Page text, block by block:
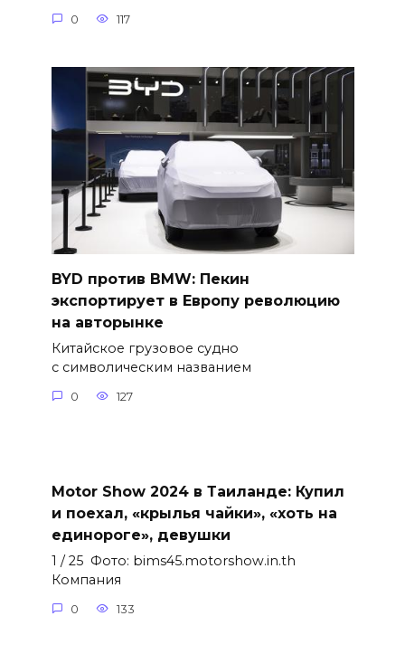
0 117
BYD против BMW: Пекин
экспортирует в Европу революцию
на авторынке
Китайское грузовое судно
с символическим названием
0 127
Motor Show 2024 в Таиланде: Купил
и поехал, «крылья чайки», «хоть на
единороге», девушки
1 / 25 Фото: bims45.motorshow.in.th
Компания
0 133